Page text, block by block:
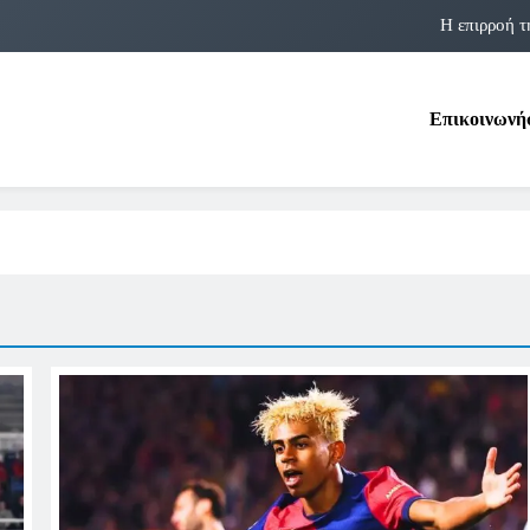
Η επιρροή
Η Δομνα Μιχαηλίδου και οι
Η επιρροή
Η αστρολογία